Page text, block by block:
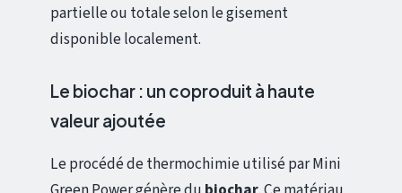
partielle ou totale selon le gisement
disponible localement.
Le biochar : un coproduit à haute
valeur ajoutée
Le procédé de thermochimie utilisé par Mini